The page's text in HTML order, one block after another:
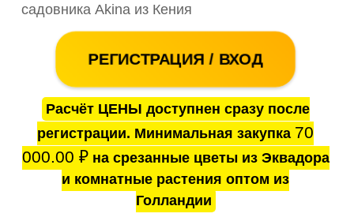
садовника Akina из Кения
РЕГИСТРАЦИЯ / ВХОД
Расчёт ЦЕНЫ доступнен сразу после
регистрации. Минимальная закупка 70
000.00 ₽на срезанные цветы из Эквадора
и комнатные растения оптом из
Голландии